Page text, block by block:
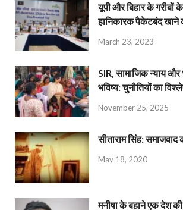
यूपी और बिहार के गरीबों
हानिकारक पैकेटबंद
March 23, 2023
SIR, सामाजिक न्याय और
भविष्य: चुनौतियों का
November 25, 2025
सीताराम सिंह:
May 18, 2020
मनीषा के बहाने एक देश